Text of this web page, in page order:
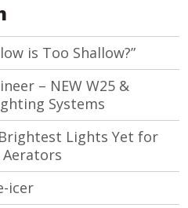
is Too Shallow?”
– NEW W25 &
Systems
Lights Yet for
Aerators
icer